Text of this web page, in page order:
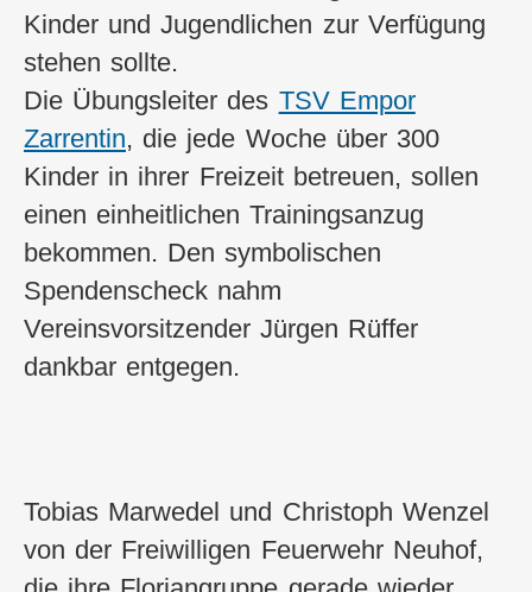
Kinder und Jugendlichen zur Verfügung
stehen sollte.
Die Übungsleiter des TSV Empor
Zarrentin, die jede Woche über 300
Kinder in ihrer Freizeit betreuen, sollen
einen einheitlichen Trainingsanzug
bekommen. Den symbolischen
Spendenscheck nahm
Vereinsvorsitzender Jürgen Rüffer
dankbar entgegen.
Tobias Marwedel und Christoph Wenzel
von der Freiwilligen Feuerwehr Neuhof,